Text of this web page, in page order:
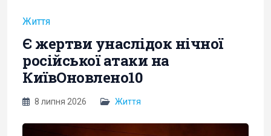
Життя
Є жертви унаслідок нічної
російської атаки на
КиївОновлено10
8 липня 2026 Життя